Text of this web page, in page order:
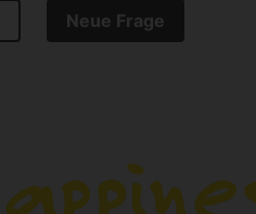
Neue Frage